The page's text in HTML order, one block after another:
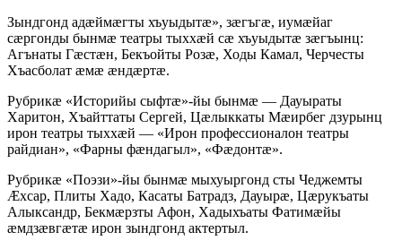
Зындгонд адӕймӕгты хъуыдытӕ», зӕгъгӕ, иумӕйаг
сӕргонды бынмӕ театры тыххӕй сӕ хъуыдытӕ зӕгъынц:
Агънаты Гӕстӕн, Бекъойты Розӕ, Ходы Камал, Черчесты
Хъасболат ӕмӕ ӕндӕртӕ.
Рубрикӕ «Историйы сыфтӕ»-йы бынмӕ — Дауыраты
Харитон, Хъайттаты Сергей, Цӕлыккаты Мӕирбег дзурынц
ирон театры тыххӕй — «Ирон профессионалон театры
райдиан», «Фарны фӕндагыл», «Фӕдонтӕ».
Рубрикӕ «Поэзи»-йы бынмӕ мыхуыргонд сты Чеджемты
Ӕхсар, Плиты Хадо, Касаты Батрадз, Дауырӕ, Цӕрукъаты
Алыксандр, Бекмӕрзты Афон, Хадыхъаты Фатимӕйы
ӕмдзӕвгӕтӕ ирон зындгонд актертыл.